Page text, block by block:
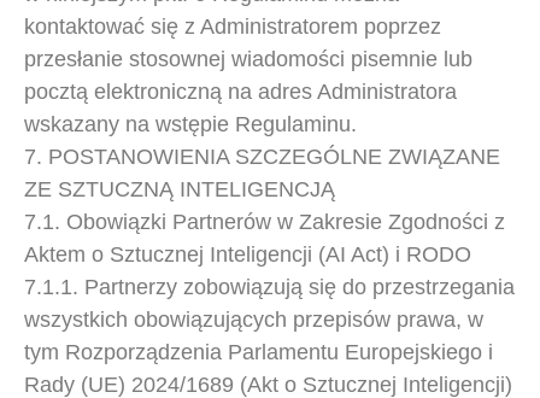
kontaktować się z Administratorem poprzez
przesłanie stosownej wiadomości pisemnie lub
pocztą elektroniczną na adres Administratora
wskazany na wstępie Regulaminu.
7. POSTANOWIENIA SZCZEGÓLNE ZWIĄZANE
ZE SZTUCZNĄ INTELIGENCJĄ
7.1. Obowiązki Partnerów w Zakresie Zgodności z
Aktem o Sztucznej Inteligencji (AI Act) i RODO
7.1.1. Partnerzy zobowiązują się do przestrzegania
wszystkich obowiązujących przepisów prawa, w
tym Rozporządzenia Parlamentu Europejskiego i
Rady (UE) 2024/1689 (Akt o Sztucznej Inteligencji)